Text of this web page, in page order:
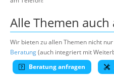
Alle Themen
Wir bieten zu allen Themen nicht nur
Beratung(auch integriert mit
Beratung anfragen